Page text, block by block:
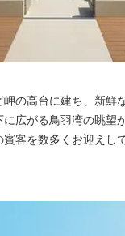
の高台に建ち、新鮮
広がる鳥羽湾の眺望
客を数多くお迎えし
ーシャンビュースイ
ロント、ザ・ロビーラ